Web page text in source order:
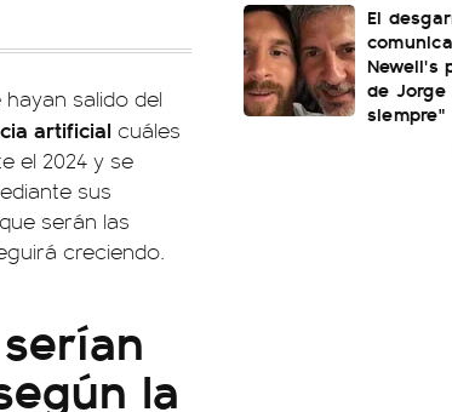
salido del
artificial cuáles
el 2024 y se
sus
serán las
creciendo.
la
El
Newell's
de Jorge
siempre"